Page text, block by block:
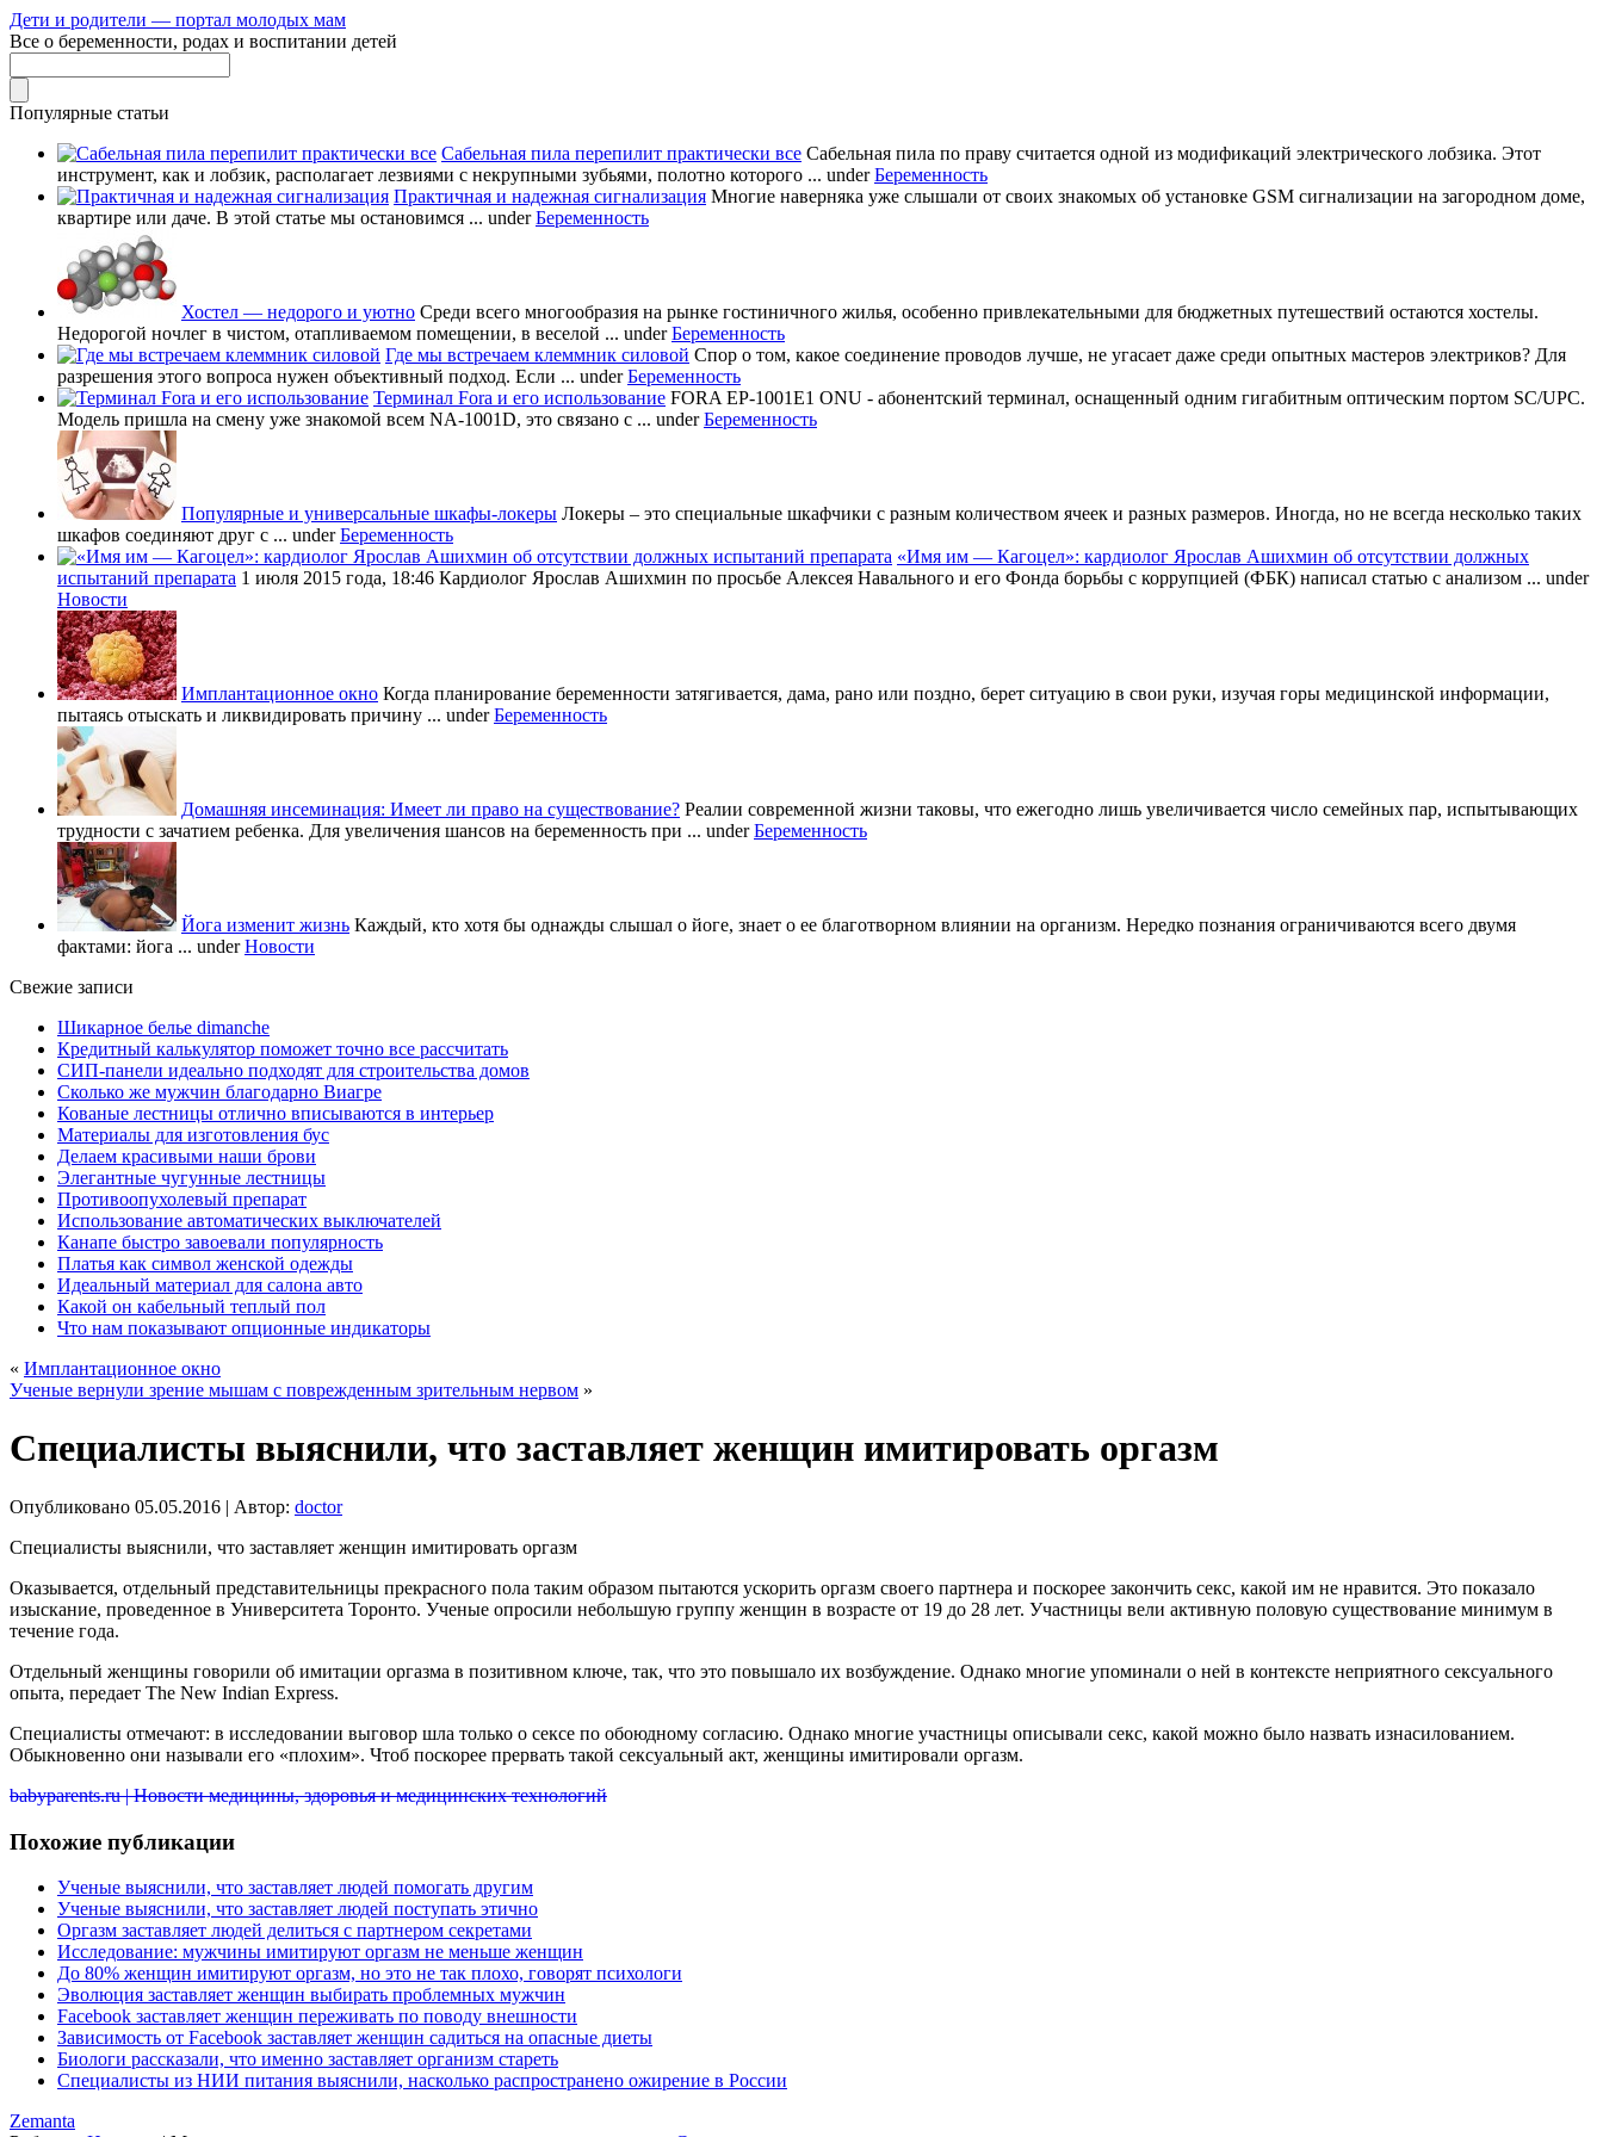
Дети и родители — портал молодых мам
Все о беременности, родах и воспитании детей
Популярные статьи
Сабельная пила перепилит практически все Сабельная пила по праву считается одной из модификаций электрического лобзика. Этот
инструмент, как и лобзик, располагает лезвиями с некрупными зубьями, полотно которого ... underБеременность
Практичная и надежная сигнализация Многие наверняка уже слышали от своих знакомых об установке GSM сигнализации на загородном доме,
квартире или даче. В этой статье мы остановимся ... underБеременность
Хостел — недорого и уютно Среди всего многообразия на рынке гостиничного жилья, особенно привлекательными для бюджетных путешествий остаются хостелы.
Недорогой ночлег в чистом, отапливаемом помещении, в веселой ... underБеременность
Где мы встречаем клеммник силовой Спор о том, какое соединение проводов лучше, не угасает даже среди опытных мастеров электриков? Для
разрешения этого вопроса нужен объективный подход. Если ... underБеременность
Терминал Fora и его использование FORA EP-1001E1 ONU - абонентский терминал, оснащенный одним гигабитным оптическим портом SC/UPC.
Модель пришла на смену уже знакомой всем NA-1001D, это связано с ... underБеременность
Популярные и универсальные шкафы-локеры Локеры – это специальные шкафчики с разным количеством ячеек и разных размеров. Иногда, но не всегда несколько таких
шкафов соединяют друг с ... underБеременность
«Имя им — Кагоцел»: кардиолог Ярослав Ашихмин об отсутствии должных
испытаний препарата 1 июля 2015 года, 18:46 Кардиолог Ярослав Ашихмин по просьбе Алексея Навального и его Фонда борьбы с коррупцией (ФБК) написал статью с анализом ... under
Новости
Имплантационное окно Когда планирование беременности затягивается, дама, рано или поздно, берет ситуацию в свои руки, изучая горы медицинской информации,
пытаясь отыскать и ликвидировать причину ... underБеременность
Домашняя инсеминация: Имеет ли право на существование? Реалии современной жизни таковы, что ежегодно лишь увеличивается число семейных пар, испытывающих
трудности с зачатием ребенка. Для увеличения шансов на беременность при ... underБеременность
Йога изменит жизнь Каждый, кто хотя бы однажды слышал о йоге, знает о ее благотворном влиянии на организм. Нередко познания ограничиваются всего двумя
фактами: йога ... underНовости
Свежие записи
Шикарное белье dimanche
Кредитный калькулятор поможет точно все рассчитать
СИП-панели идеально подходят для строительства домов
Сколько же мужчин благодарно Виагре
Кованые лестницы отлично вписываются в интерьер
Материалы для изготовления бус
Делаем красивыми наши брови
Элегантные чугунные лестницы
Противоопухолевый препарат
Использование автоматических выключателей
Канапе быстро завоевали популярность
Платья как символ женской одежды
Идеальный материал для салона авто
Какой он кабельный теплый пол
Что нам показывают опционные индикаторы
« Имплантационное окно
Ученые вернули зрение мышам с поврежденным зрительным нервом »
Специалисты выяснили, что заставляет женщин имитировать оргазм
Опубликовано 05.05.2016 | Автор: doctor
Специалисты выяснили, что заставляет женщин имитировать оргазм
Оказывается, отдельный представительницы прекрасного пола таким образом пытаются ускорить оргазм своего партнера и поскорее закончить секс, какой им не нравится. Это показало
изыскание, проведенное в Университета Торонто. Ученые опросили небольшую группу женщин в возрасте от 19 до 28 лет. Участницы вели активную половую существование минимум в
течение года.
Отдельный женщины говорили об имитации оргазма в позитивном ключе, так, что это повышало их возбуждение. Однако многие упоминали о ней в контексте неприятного сексуального
опыта, передает The New Indian Express.
Специалисты отмечают: в исследовании выговор шла только о сексе по обоюдному согласию. Однако многие участницы описывали секс, какой можно было назвать изнасилованием.
Обыкновенно они называли его «плохим». Чтоб поскорее прервать такой сексуальный акт, женщины имитировали оргазм.
babyparents.ru | Новости медицины, здоровья и медицинских технологий
Похожие публикации
Ученые выяснили, что заставляет людей помогать другим
Ученые выяснили, что заставляет людей поступать этично
Оргазм заставляет людей делиться с партнером секретами
Исследование: мужчины имитируют оргазм не меньше женщин
До 80% женщин имитируют оргазм, но это не так плохо, говорят психологи
Эволюция заставляет женщин выбирать проблемных мужчин
Facebook заставляет женщин переживать по поводу внешности
Зависимость от Facebook заставляет женщин садиться на опасные диеты
Биологи рассказали, что именно заставляет организм стареть
Специалисты из НИИ питания выяснили, насколько распространено ожирение в России
Zemanta